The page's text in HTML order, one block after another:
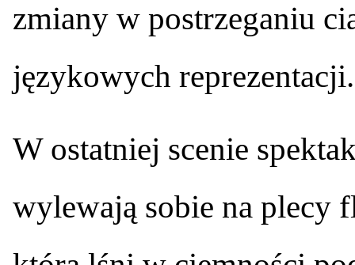
zmiany w postrzeganiu
językowych reprezentacji.
W ostatniej scenie
wylewają sobie na plecy